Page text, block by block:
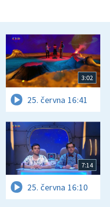
3:02
25. června 16:41
7:14
25. června 16:10